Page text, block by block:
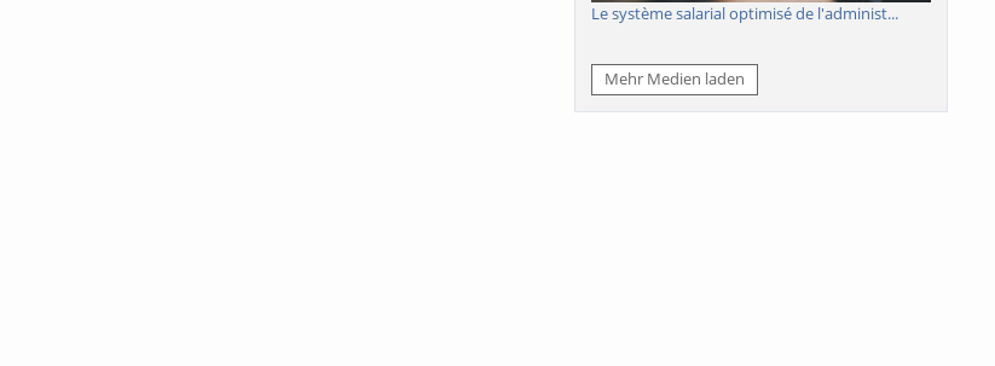
Le système salarial optimisé de l'administ...
Mehr Medien laden